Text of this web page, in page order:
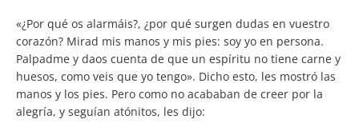
«¿Por qué os alarmáis?, ¿por qué surgen dudas en vuestro
corazón? Mirad mis manos y mis pies: soy yo en persona.
Palpadme y daos cuenta de que un espíritu no tiene carne y
huesos, como veis que yo tengo». Dicho esto, les mostró las
manos y los pies. Pero como no acababan de creer por la
alegría, y seguían atónitos, les dijo: